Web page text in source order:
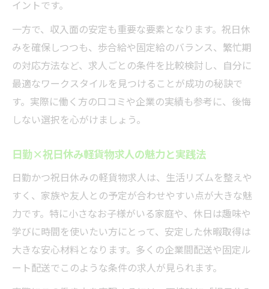
イントです。
一方で、収入面の安定も重要な要素となります。祝日休
みを確保しつつも、歩合給や固定給のバランス、繁忙期
の対応方法など、求人ごとの条件を比較検討し、自分に
最適なワークスタイルを見つけることが成功の秘訣で
す。実際に働く方の口コミや企業の実績も参考に、後悔
しない選択を心がけましょう。
日勤×祝日休み軽貨物求人の魅力と実践法
日勤かつ祝日休みの軽貨物求人は、生活リズムを整えや
すく、家族や友人との予定が合わせやすい点が大きな魅
力です。特に小さなお子様がいる家庭や、休日は趣味や
学びに時間を使いたい方にとって、安定した休暇取得は
大きな安心材料となります。多くの企業間配送や固定ル
ート配送でこのような条件の求人が見られます。